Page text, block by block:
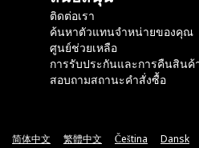
ติดต่อเรา
ค้นหาตัวแทนจำหน่ายของคุณ
ศูนย์ช่วยเหลือ
การรับประกันและการคืนสินค้
สอบถามสถานะคำสั่งซื้อ
简体中文 繁體中文 Čeština Dansk